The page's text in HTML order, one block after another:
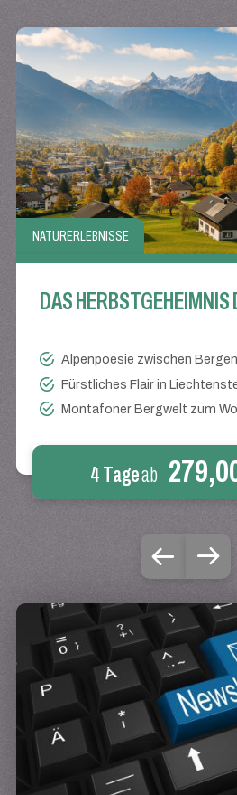
NATURERLEBNISSE
DAS HERBSTGEHEIMNIS
Alpenpoesie zwischen
Fürstliches Flair in
Montafoner Bergwelt zum
4 Tageab